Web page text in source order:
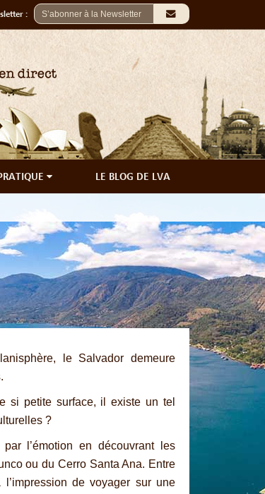
:
LE BLOG DE LVA
le Salvador demeure
si petite surface, il existe un tel
?
l’émotion en découvrant les
ou du Cerro Santa Ana. Entre
de voyager sur une